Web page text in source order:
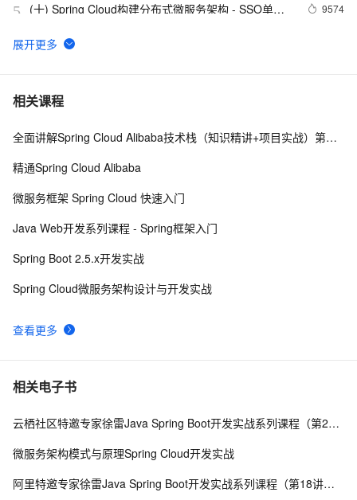
5
(十) Spring Cloud构建分布式微服务架构 - SSO单点
9574
6 EDAS- ”性感“ 微服务剖析
7 微服务架构中基于DNS的服务发现
8 王东：微服务下的APM全链路监控 8026
10Spring Cloud Alibaba 新一代微服务解决方案
相关课程
查看更多
全面讲解Spring Cloud Alibaba技术栈（知识精讲+项目实战）第二阶段
精通Spring Cloud Alibaba
微服务框架 Spring Cloud 快速入门
Java Web开发系列课程 - Spring框架入门
Spring Boot 2.5.x开发实战
Spring Cloud微服务架构设计与开发实战
相关电子书
云栖社区特邀专家徐雷Java Spring Boot开发实战系列课程（第20讲）：经典面试题与阿里等名企内部招聘求职面试技巧
微服务架构模式与原理Spring Cloud开发实战
阿里特邀专家徐雷Java Spring Boot开发实战系列课程（第18讲）：制作Java Docker镜像与推送到DockerHub和阿里云Docker仓库